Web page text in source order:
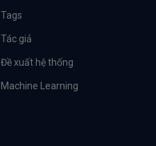
Tags
Tác giả
Đề xuất hệ thống
Machine Learning